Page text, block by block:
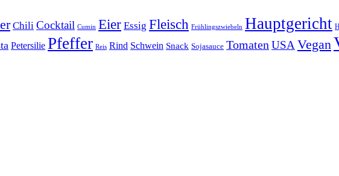
Chili Cocktail Cumin Eier Essig Fleisch Frühlingszwiebeln Hauptgericht
Petersilie Pfeffer Reis Rind Schwein Snack Sojasauce Tomaten USAVegan